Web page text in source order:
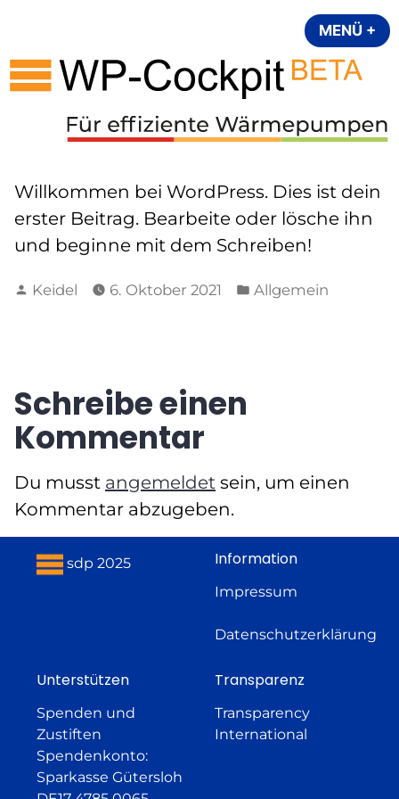
springen
wp-cockpit
MENÜ +
Willkommen bei WordPress. Dies ist dein
erster Beitrag. Bearbeite oder lösche ihn
und beginne mit dem Schreiben!
Verfasst
Keidel 6. Oktober 2021
Veröffentlicht
Allgemein
Schreibe einen
Kommentar
Du musst angemeldet sein, um einen
Kommentar abzugeben.
sdp 2025 Information
Impressum
Datenschutzerklärung
Unterstützen
Spenden und
Zustiften
Spendenkonto:
Sparkasse Gütersloh
Transparenz
Transparency
International